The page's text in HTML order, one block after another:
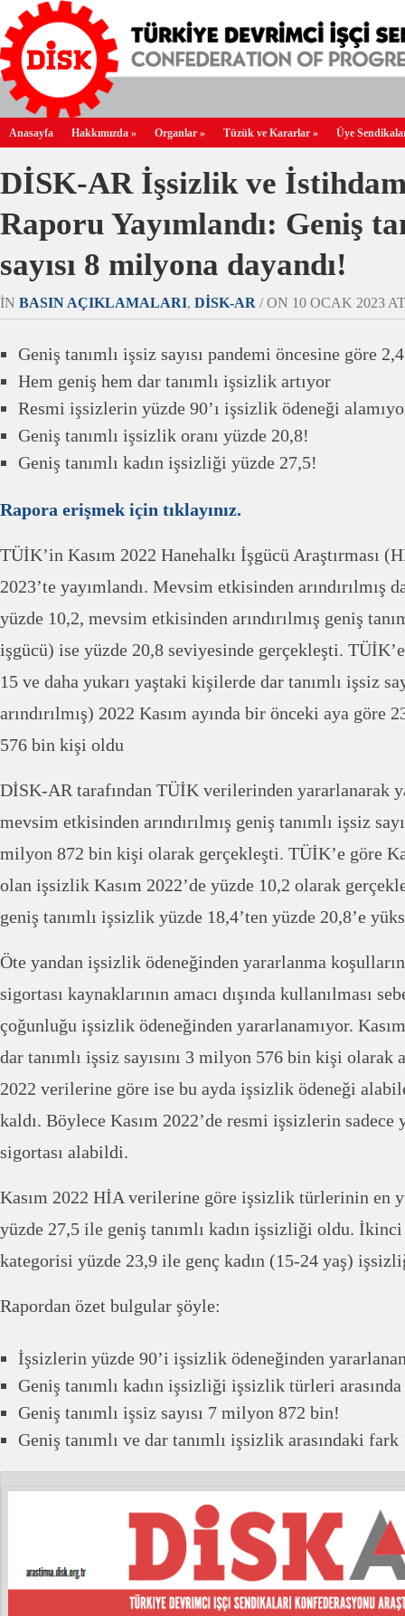
Anasayfa Hakkımızda » Organlar » Tüzük ve Kararlar » Üye
DİSK-AR İşsizlik ve
Raporu Yayımlandı: Geniş
sayısı 8 milyona dayandı!
IN BASIN AÇIKLAMALARI, DİSK-AR / ON 10 OCAK 2023
Geniş tanımlı işsiz sayısı pandemi öncesine göre
Hem geniş hem dar tanımlı işsizlik artıyor
Resmi işsizlerin yüzde 90’ı işsizlik ödeneği
Geniş tanımlı işsizlik oranı yüzde 20,8!
Geniş tanımlı kadın işsizliği yüzde 27,5!
Rapora erişmek için tıklayınız.
TÜİK’in Kasım 2022 Hanehalkı İşgücü Araştırması
2023’te yayımlandı. Mevsim etkisinden arındırılmış
yüzde 10,2, mevsim etkisinden arındırılmış geniş
işgücü) ise yüzde 20,8 seviyesinde gerçekleşti.
15 ve daha yukarı yaştaki kişilerde dar tanımlı işsiz
arındırılmış) 2022 Kasım ayında bir önceki aya
576 bin kişi oldu
DİSK-AR tarafından TÜİK verilerinden yararlanarak
mevsim etkisinden arındırılmış geniş tanımlı işsiz
milyon 872 bin kişi olarak gerçekleşti. TÜİK’e göre
olan işsizlik Kasım 2022’de yüzde 10,2 olarak
geniş tanımlı işsizlik yüzde 18,4’ten yüzde 20,8’e
Öte yandan işsizlik ödeneğinden yararlanma
sigortası kaynaklarının amacı dışında kullanılması
çoğunluğu işsizlik ödeneğinden yararlanamıyor.
dar tanımlı işsiz sayısını 3 milyon 576 bin kişi olarak
2022 verilerine göre ise bu ayda işsizlik ödeneği
kaldı. Böylece Kasım 2022’de resmi işsizlerin sadece
sigortası alabildi.
Kasım 2022 HİA verilerine göre işsizlik türlerinin en
yüzde 27,5 ile geniş tanımlı kadın işsizliği oldu.
kategorisi yüzde 23,9 ile genç kadın (15-24 yaş)
Rapordan özet bulgular şöyle:
İşsizlerin yüzde 90’i işsizlik ödeneğinden
Geniş tanımlı kadın işsizliği işsizlik türleri
Geniş tanımlı işsiz sayısı 7 milyon 872 bin!
Geniş tanımlı ve dar tanımlı işsizlik arasındaki